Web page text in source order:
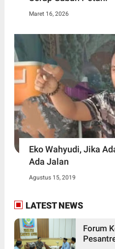
Maret 16, 2026
Eko Wahyudi, Jika
Ada Jalan
Agustus 15, 2019
LATEST NEWS
Forum